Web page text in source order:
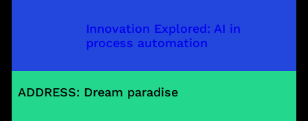
Innovation Explored: AI in
process automation
ADDRESS: Dream paradise